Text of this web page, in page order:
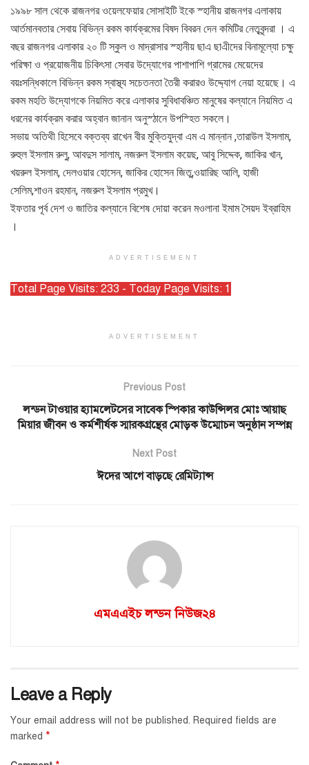
১৯৯৮ সাল থেকে রাজনগর ওয়েলফেয়ার সোসাইটি ইকে স্হানীয় রাজনগর এলাকায়
আর্তমানবতার সেবায় বিভিন্ন রকম কার্যক্রমের বিষদ বিবরন দেন কমিটির নেতৃবৃন্দরা । এ
বছর রাজনগর এলাকার ২০ টি স্কুল ও মাদ্রাসার স্হানীয় ছাএ ছাএীদের বিনামূল্যো চক্ষু
পরিক্ষা ও প্রয়োজনীয় চিকিৎসা সেবার উদ্যোগের পাশাপাশি গ্রামের মেয়েদের
বয়ঃসন্ধিকালে বিভিন্ন রকম স্বাস্থ্য সচেতনতা তৈরী করারও উদ্দ্যোগ নেয়া হয়েছে। এ
রকম মহতি উদ্যোগকে নিয়মিত করে এলাকার সুবিধাবঞ্চিত মানুষের কল্যানে নিয়মিত এ
ধরনের কার্যক্রম করার অহ্বান জানান অনুস্ঠানে উপস্হিত সকলে।
সভায় অতিথী হিসেবে বক্তব্য রাখেন বীর মুক্তিযুদ্বা এম এ মান্নান ,তারাউল ইসলাম,
রুহুল ইসলাম রুলু, আবদুস সালাম, নজরুল ইসলাম কয়েছ, আবু সিদ্দেক, জাকির খান,
খয়রুল ইসলাম, দেলওয়ার হোসেন, জাকির হোসেন জিতু,ওয়ারিছ আলি, হাজী
সেলিম,শাওন রহমান, নজরুল ইসলাম প্রমুখ।
ইফতার পূর্ব দেশ ও জাতির কল্যানে বিশেষ দোয়া করেন মওলানা ইমাম সৈয়দ ইব্রাহিম
।
ADVERTISEMENT
Total Page Visits: 233 - Today Page Visits: 1
ADVERTISEMENT
Previous Post
লন্ডন টাওয়ার হ্যামলেটসের সাবেক স্পিকার কাউন্সিলর মোঃ আয়াছ
মিয়ার জীবন ও কর্মশীর্ষক স্মারকগ্রন্থের মোড়ক উম্মোচন অনুষ্ঠান সম্পন্ন
Next Post
ঈদের আগে বাড়ছে রেমিট্যান্স
এমএএইচ লন্ডন নিউজ২৪
Leave a Reply
Your email address will not be published. Required fields are
marked *